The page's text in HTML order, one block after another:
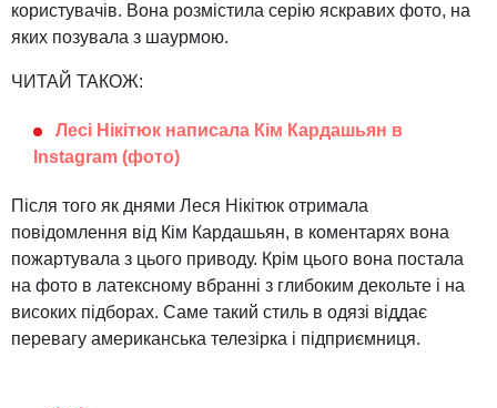
користувачів. Вона розмістила серію яскравих фото, на
яких позувала з шаурмою.
ЧИТАЙ ТАКОЖ:
Лесі Нікітюк написала Кім Кардашьян в
Instagram (фото)
Після того як днями Леся Нікітюк отримала
повідомлення від Кім Кардашьян, в коментарях вона
пожартувала з цього приводу. Крім цього вона постала
на фото в латексному вбранні з глибоким декольте і на
високих підборах. Саме такий стиль в одязі віддає
перевагу американська телезірка і підприємниця.